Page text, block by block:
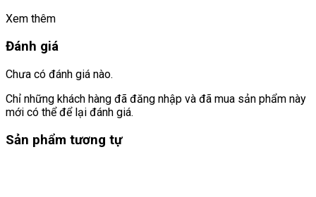
Xem thêm
Đánh giá
Chưa có đánh giá nào.
Chỉ những khách hàng đã đăng nhập và đã mua sản phẩm này
mới có thể để lại đánh giá.
Sản phẩm tương tự